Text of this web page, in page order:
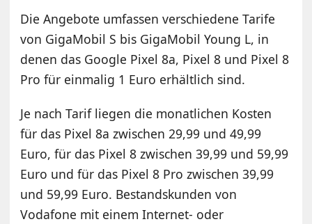
Die Angebote umfassen verschiedene Tarife
von GigaMobil S bis GigaMobil Young L, in
denen das Google Pixel 8a, Pixel 8 und Pixel 8
Pro für einmalig 1 Euro erhältlich sind.
Je nach Tarif liegen die monatlichen Kosten
für das Pixel 8a zwischen 29,99 und 49,99
Euro, für das Pixel 8 zwischen 39,99 und 59,99
Euro und für das Pixel 8 Pro zwischen 39,99
und 59,99 Euro. Bestandskunden von
Vodafone mit einem Internet- oder